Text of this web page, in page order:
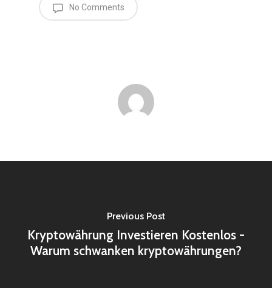
No Comments
Previous Post
Kryptowährung Investieren Kostenlos -
Warum schwanken kryptowährungen?